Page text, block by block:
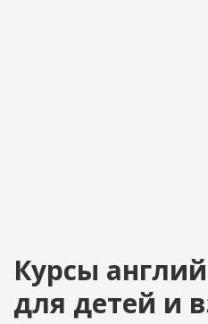
Курсы
для детей и